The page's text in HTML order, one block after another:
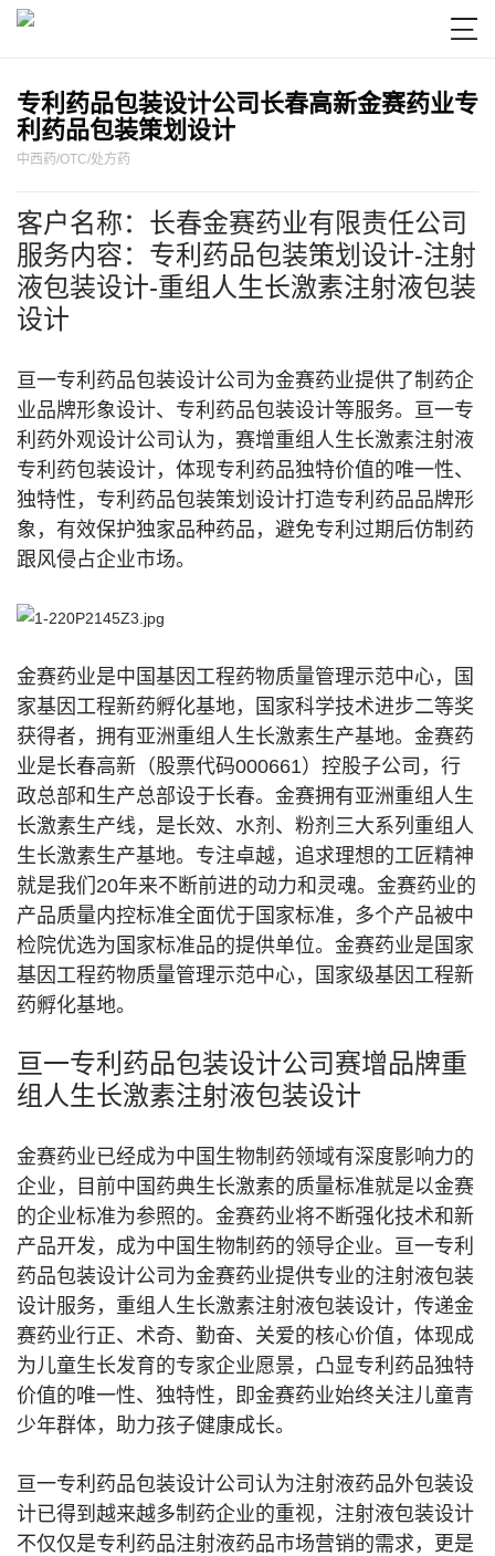

专利药品包装设计公司长春高新金赛药业专
利药品包装策划设计
中西药/OTC/处方药
客户名称：长春金赛药业有限责任公司
服务内容：专利药品包装策划设计-注射
液包装设计-重组人生长激素注射液包装
设计
亘一专利药品包装设计公司为金赛药业提供了制药企
业品牌形象设计、专利药品包装设计等服务。亘一专
利药外观设计公司认为，赛增重组人生长激素注射液
专利药包装设计，体现专利药品独特价值的唯一性、
独特性，专利药品包装策划设计打造专利药品品牌形
象，有效保护独家品种药品，避免专利过期后仿制药
跟风侵占企业市场。
金赛药业是中国基因工程药物质量管理示范中心，国
家基因工程新药孵化基地，国家科学技术进步二等奖
获得者，拥有亚洲重组人生长激素生产基地。金赛药
业是长春高新（股票代码000661）控股子公司，行
政总部和生产总部设于长春。金赛拥有亚洲重组人生
长激素生产线，是长效、水剂、粉剂三大系列重组人
生长激素生产基地。专注卓越，追求理想的工匠精神
就是我们20年来不断前进的动力和灵魂。金赛药业的
产品质量内控标准全面优于国家标准，多个产品被中
检院优选为国家标准品的提供单位。金赛药业是国家
基因工程药物质量管理示范中心，国家级基因工程新
药孵化基地。
亘一专利药品包装设计公司赛增品牌重
组人生长激素注射液包装设计
金赛药业已经成为中国生物制药领域有深度影响力的
企业，目前中国药典生长激素的质量标准就是以金赛
的企业标准为参照的。金赛药业将不断强化技术和新
产品开发，成为中国生物制药的领导企业。亘一专利
药品包装设计公司为金赛药业提供专业的注射液包装
设计服务，重组人生长激素注射液包装设计，传递金
赛药业行正、术奇、勤奋、关爱的核心价值，体现成
为儿童生长发育的专家企业愿景，凸显专利药品独特
价值的唯一性、独特性，即金赛药业始终关注儿童青
少年群体，助力孩子健康成长。
亘一专利药品包装设计公司认为注射液药品外包装设
计已得到越来越多制药企业的重视，注射液包装设计
不仅仅是专利药品注射液药品市场营销的需求，更是